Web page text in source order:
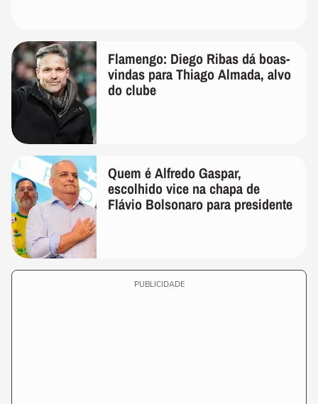
Flamengo: Diego Ribas dá boas-
vindas para Thiago Almada, alvo
do clube
Quem é Alfredo Gaspar,
escolhido vice na chapa de
Flávio Bolsonaro para presidente
PUBLICIDADE